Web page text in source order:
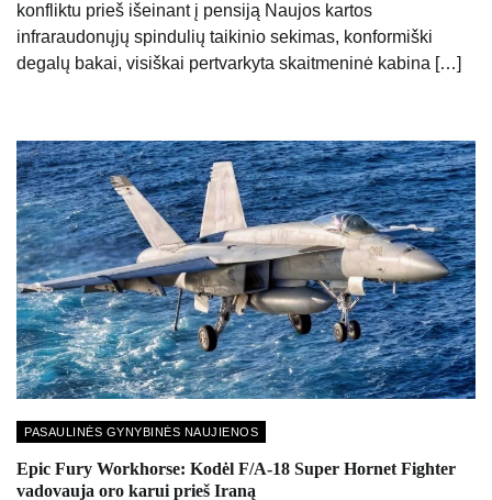
konfliktu prieš išeinant į pensiją Naujos kartos
infraraudonųjų spindulių taikinio sekimas, konformiški
degalų bakai, visiškai pertvarkyta skaitmeninė kabina […]
PASAULINĖS GYNYBINĖS NAUJIENOS
Epic Fury Workhorse: Kodėl F/A-18 Super Hornet Fighter
vadovauja oro karui prieš Iraną